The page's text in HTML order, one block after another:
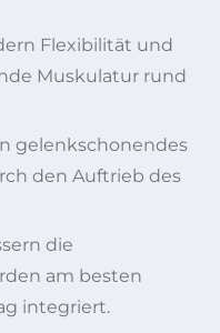
Flexibilität und
Muskulatur rund
gelenkschonendes
den Auftrieb des
die
am besten
integriert.